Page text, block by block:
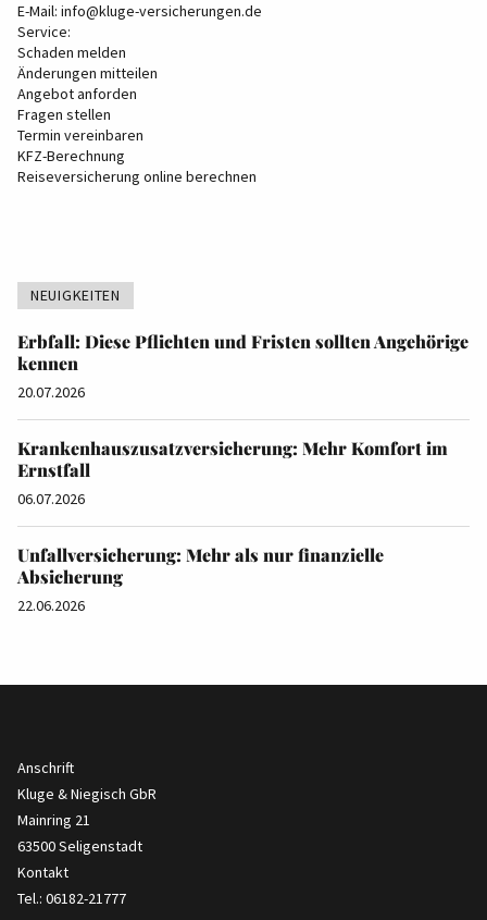
E-Mail: info@kluge-versicherungen.de
Service:
Schaden melden
Änderungen mitteilen
Angebot anforden
Fragen stellen
Termin vereinbaren
KFZ-Berechnung
Reiseversicherung online berechnen
NEUIGKEITEN
Erbfall: Diese Pflichten und Fristen sollten Angehörige
kennen
20.07.2026
Krankenhauszusatzversicherung: Mehr Komfort im
Ernstfall
06.07.2026
Unfallversicherung: Mehr als nur finanzielle
Absicherung
22.06.2026
Anschrift
Kluge & Niegisch GbR
Mainring 21
63500 Seligenstadt
Kontakt
Tel.: 06182-21777